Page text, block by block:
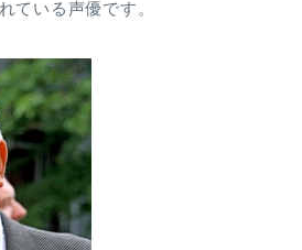
ている声優です。